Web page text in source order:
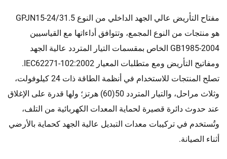
مفتاح التأريض عالي الجهد الداخلي من النوع GPJN15-24/31.5
هو منتجات من النوع المجمع، وتتوافق أداءاتها مع القياسيين
GB1985-2004 الخاص بمقسمات التيار المتردد عالية الجهد
ومفاتيح التأريض ومع متطلبات المعيار IEC62271-102:2002.
تصلح المنتجات للاستخدام في أنظمة الطاقة ذات 24 كيلوفولت،
وثلاث مراحل، والتيار المتردد 50(60) هرتز؛ ولها قدرة على الإغلاق
عند حدوث دائرة قصيرة لحماية المعدات الكهربائية من التلف،
وتُستخدم في تركيبات معدات التبديل عالية الجهد كحماية بالأرضي
أثناء الصيانة.